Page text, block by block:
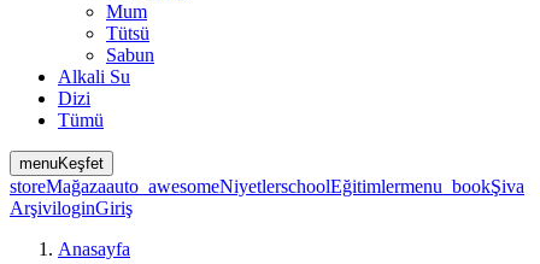
Mum
Tütsü
Sabun
Alkali Su
Dizi
Tümü
menuKeşfet
storeMağazaauto_awesomeNiyetlerschoolEğitimlermenu_bookŞiva
ArşiviloginGiriş
Anasayfa